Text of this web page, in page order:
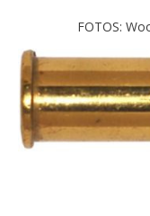
FOTOS: